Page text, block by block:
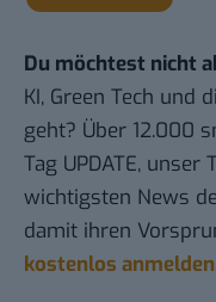
Du möchtest nicht
KI, Green Tech und
geht? Über 12.000
Tag UPDATE,
wichtigsten News
damit ihren
kostenlos